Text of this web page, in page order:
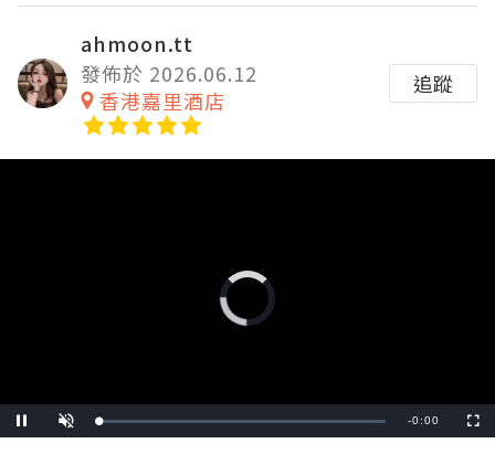
ahmoon.tt
發佈於 2026.06.12
香港嘉里酒店
追蹤
Video
Player
is
loading.
Pause Unmute Loaded:
0%
Remaining
-0:00